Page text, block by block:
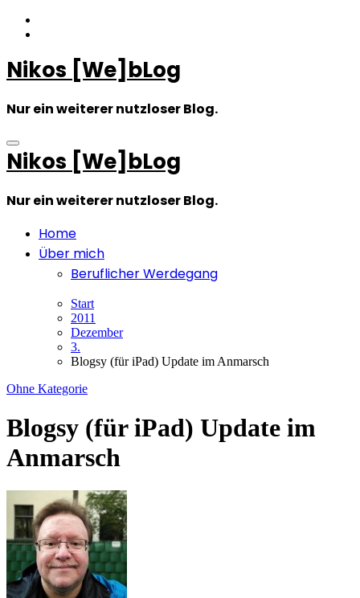
Zum
Inhalt
Nikos [We]bLog
Nur ein weiterer nutzloser Blog.
Nikos [We]bLog
Nur ein weiterer nutzloser Blog.
Home
Über mich
Beruflicher Werdegang
Start
2011
Dezember
3.
Blogsy (für iPad) Update im Anmarsch
Ohne Kategorie
Blogsy (für iPad) Update im
Anmarsch